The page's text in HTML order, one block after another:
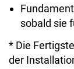
sobald sie
* Die
der